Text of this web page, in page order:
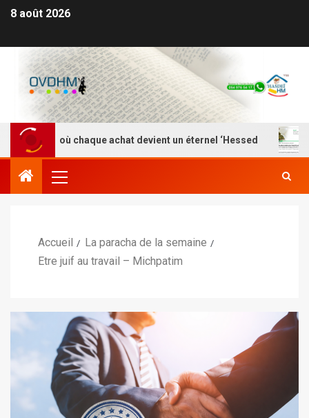
8 août 2026
– Là où chaque achat devient un éternel ‘Hessed
Accueil
La paracha de la semaine
Etre juif au travail – Michpatim